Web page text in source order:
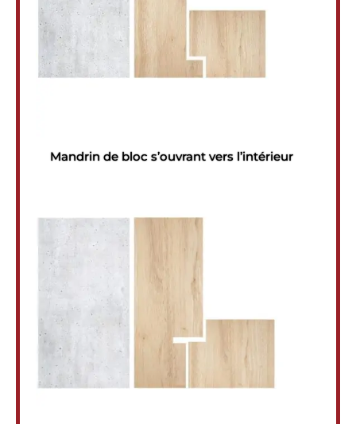
Mandrin de bloc s’ouvrant vers l’intérieur